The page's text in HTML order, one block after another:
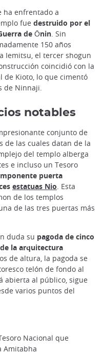
ha enfrentado a
fue destruido por el
de Ōnin. Sin
150 años
Iemitsu, el tercer shogun
coincidió con la
de Kioto, lo que cimentó
de Ninnaji.
notables
conjunto de
de las cuales datan de la
del templo alberga
e incluso un Tesoro
puerta
estatuas Nio. Esta
de los templos
de las tres puertas más
duda su pagoda de cinco
la arquitectura
de altura, la pagoda se
telón de fondo al
abierta al público, sigue
varios puntos del
Nacional que
Amitabha